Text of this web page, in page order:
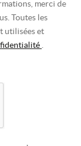
merci de
Toutes les
utilisées et